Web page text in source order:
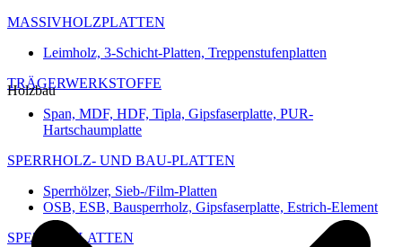
MASSIVHOLZPLATTEN
Leimholz, 3-Schicht-Platten, Treppenstufenplatten
TRÄGERWERKSTOFFE
Span, MDF, HDF, Tipla, Gipsfaserplatte, PUR-
Hartschaumplatte
SPERRHOLZ- UND BAU-PLATTEN
Sperrhölzer, Sieb-/Film-Platten
OSB, ESB, Bausperrholz, Gipsfaserplatte, Estrich-Element
SPEZIAL-PLATTEN
Holzbau